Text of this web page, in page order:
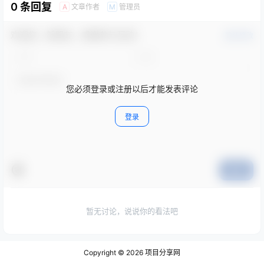
0 条回复 A 文章作者 M 管理员
您必须登录或注册以后才能发表评论
登录
暂无讨论，说说你的看法吧
Copyright © 2026 项目分享网